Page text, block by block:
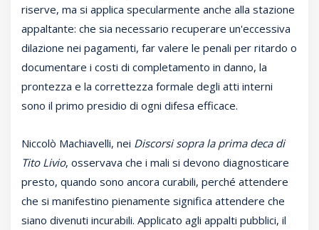
riserve, ma si applica specularmente anche alla stazione
appaltante: che sia necessario recuperare un'eccessiva
dilazione nei pagamenti, far valere le penali per ritardo o
documentare i costi di completamento in danno, la
prontezza e la correttezza formale degli atti interni
sono il primo presidio di ogni difesa efficace.
Niccolò Machiavelli, nei Discorsi sopra la prima deca di
Tito Livio, osservava che i mali si devono diagnosticare
presto, quando sono ancora curabili, perché attendere
che si manifestino pienamente significa attendere che
siano divenuti incurabili. Applicato agli appalti pubblici, il